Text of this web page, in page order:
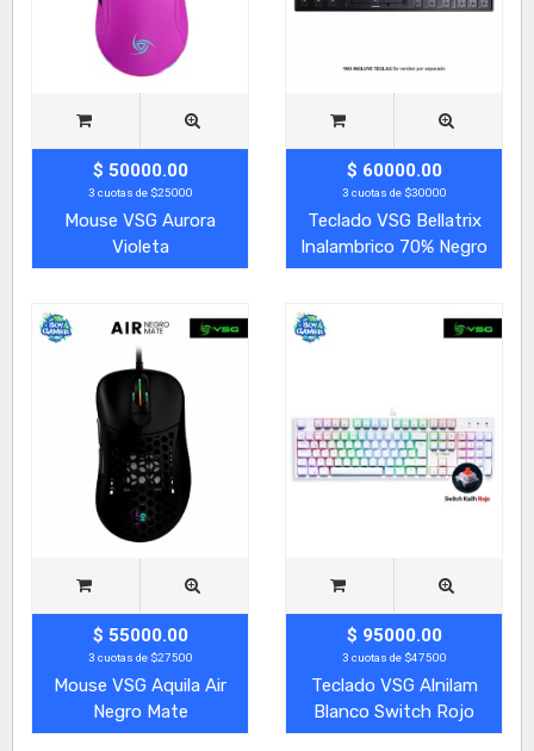
$ 50000.00
3 cuotas de $25000
Mouse VSG Aurora
Violeta
$ 60000.00
3 cuotas de $30000
Teclado VSG Bellatrix
Inalambrico 70% Negro
$ 55000.00
3 cuotas de $27500
Mouse VSG Aquila Air
Negro Mate
$ 95000.00
3 cuotas de $47500
Teclado VSG Alnilam
Blanco Switch Rojo